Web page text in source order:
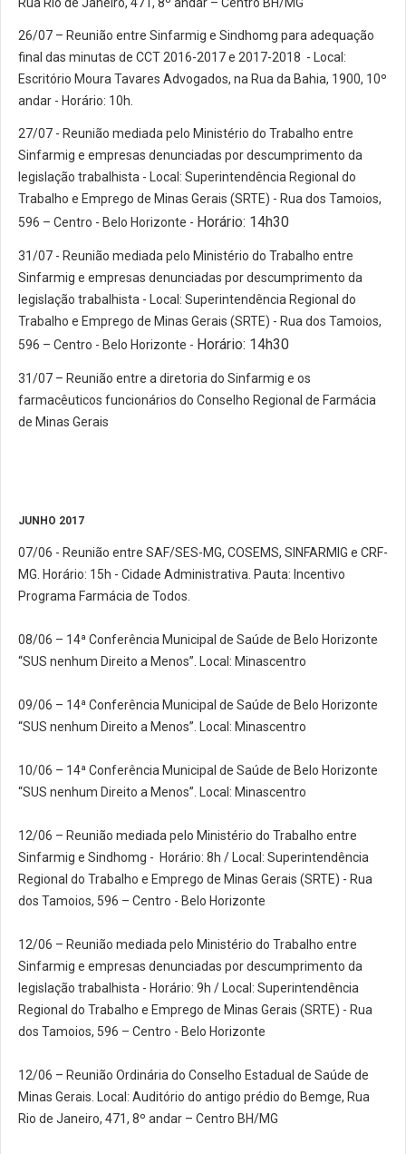
26/07 – Reunião entre Sinfarmig e Sindhomg para adequação
final das minutas de CCT 2016-2017 e 2017-2018 - Local:
Escritório Moura Tavares Advogados, na Rua da Bahia, 1900, 10º
andar - Horário: 10h.
27/07 - Reunião mediada pelo Ministério do Trabalho entre
Sinfarmig e empresas denunciadas por descumprimento da
legislação trabalhista - Local: Superintendência Regional do
Trabalho e Emprego de Minas Gerais (SRTE) - Rua dos Tamoios,
596 – Centro - Belo Horizonte - Horário: 14h30
31/07 - Reunião mediada pelo Ministério do Trabalho entre
Sinfarmig e empresas denunciadas por descumprimento da
legislação trabalhista - Local: Superintendência Regional do
Trabalho e Emprego de Minas Gerais (SRTE) - Rua dos Tamoios,
596 – Centro - Belo Horizonte - Horário: 14h30
31/07 – Reunião entre a diretoria do Sinfarmig e os
farmacêuticos funcionários do Conselho Regional de Farmácia
de Minas Gerais
JUNHO 2017
07/06 - Reunião entre SAF/SES-MG, COSEMS, SINFARMIG e CRF-
MG. Horário: 15h - Cidade Administrativa. Pauta: Incentivo
Programa Farmácia de Todos.
08/06 – 14ª Conferência Municipal de Saúde de Belo Horizonte
“SUS nenhum Direito a Menos”. Local: Minascentro
09/06 – 14ª Conferência Municipal de Saúde de Belo Horizonte
“SUS nenhum Direito a Menos”. Local: Minascentro
10/06 – 14ª Conferência Municipal de Saúde de Belo Horizonte
“SUS nenhum Direito a Menos”. Local: Minascentro
12/06 – Reunião mediada pelo Ministério do Trabalho entre
Sinfarmig e Sindhomg - Horário: 8h / Local: Superintendência
Regional do Trabalho e Emprego de Minas Gerais (SRTE) - Rua
dos Tamoios, 596 – Centro - Belo Horizonte
12/06 – Reunião mediada pelo Ministério do Trabalho entre
Sinfarmig e empresas denunciadas por descumprimento da
legislação trabalhista - Horário: 9h / Local: Superintendência
Regional do Trabalho e Emprego de Minas Gerais (SRTE) - Rua
dos Tamoios, 596 – Centro - Belo Horizonte
12/06 – Reunião Ordinária do Conselho Estadual de Saúde de
Minas Gerais. Local: Auditório do antigo prédio do Bemge, Rua
Rio de Janeiro, 471, 8º andar – Centro BH/MG